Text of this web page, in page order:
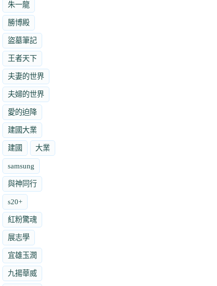
朱一龍
勝博殿
盜墓筆記
王者天下
夫妻的世界
夫婦的世界
愛的迫降
建國大業
建國 大業
samsung
與神同行
s20+
紅粉驚魂
展志學
宜雄玉潤
九揚華威